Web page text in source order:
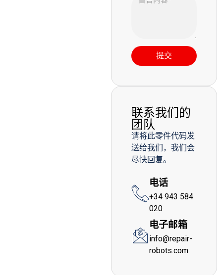
提交
联系我们的
团队
请将此零件代码发
送给我们，我们会
尽快回复。
电话
+34 943 584
020
电子邮箱
info@repair-
robots.com